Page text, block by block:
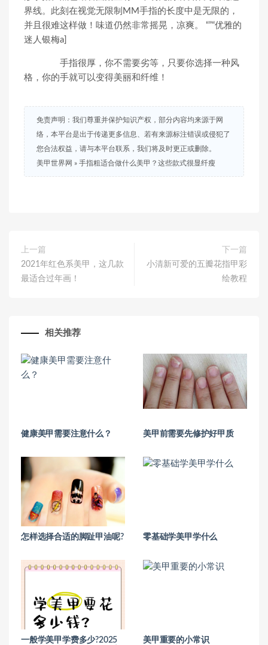
界线。此刻在视觉无限制MM手指的长度中是无限的，
并且很难这样做！味道仍然非常摇晃，凉爽。 “”“优雅的
迷人银梅a]
手指很厚，你不需要劣等，只要你选择一种风
格，你的手就可以变得美丽和纤维！
免责声明：我们尊重并保护知识产权，部分内容均来源于网
络，本平台是出于传递更多信息、若有来源标注错误或侵犯了
您合法权益，请与本平台联系，我们将及时更正或删除。
美甲世界网 » 手指粗适合做什么美甲？这些款式很显纤瘦
上一篇
2021年红色系美甲，这几款
最适合过年画！
下一篇
小清新可爱的五瓣花指甲彩
绘教程
相关推荐
健康美甲需要注意什么？ 美甲前需要先修护好甲质
怎样选择合适的脚趾甲油呢? 零基础学美甲学什么
一般学美甲学费多少?2025 美甲重要的小常识